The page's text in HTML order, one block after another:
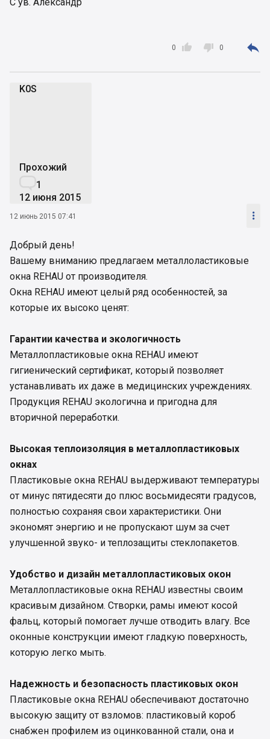
С ув. Александр

0  0 
K0S
Прохожий
1
12 июня 2015
12 июнь 2015 07:41 
Добрый день!
Вашему вниманию предлагаем металлоластиковые
окна REHAU от производителя.
Окна REHAU имеют целый ряд особенностей, за
которые их высоко ценят:
Гарантии качества и экологичность
Металлопластиковые окна REHAU имеют
гигиенический сертификат, который позволяет
устанавливать их даже в медицинских учреждениях.
Продукция REHAU экологична и пригодна для
вторичной переработки.
Высокая теплоизоляция в металлопластиковых
окнах
Пластиковые окна REHAU выдерживают температуры
от минус пятидесяти до плюс восьмидесяти градусов,
полностью сохраняя свои характеристики. Они
экономят энергию и не пропускают шум за счет
улучшенной звуко- и теплозащиты стеклопакетов.
Удобство и дизайн металлопластиковых окон
Металлопластиковые окна REHAU известны своим
красивым дизайном. Створки, рамы имеют косой
фальц, который помогает лучше отводить влагу. Все
оконные конструкции имеют гладкую поверхность,
которую легко мыть.
Надежность и безопасность пластиковых окон
Пластиковые окна REHAU обеспечивают достаточно
высокую защиту от взломов: пластиковый короб
снабжен профилем из оцинкованной стали, она и